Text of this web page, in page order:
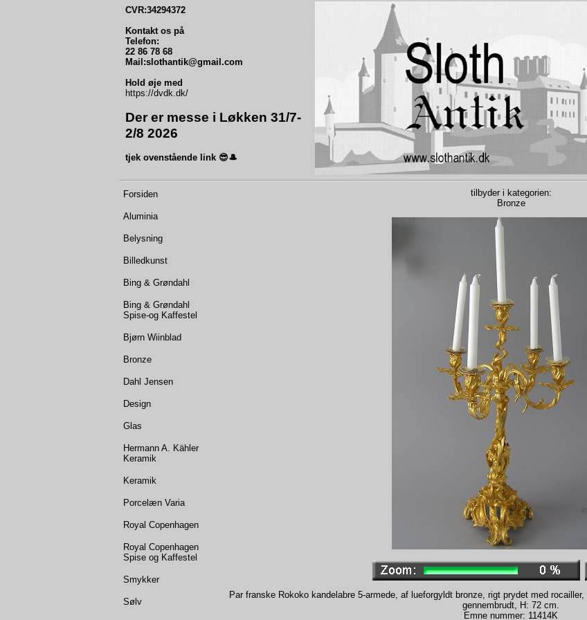
CVR:34294372
Kontakt os på
Telefon:
22 86 78 68
Mail:slothantik@gmail.com
Hold øje med
https://dvdk.dk/
Der er messe i Løkken 31/7-
2/8 2026
tjek ovenstående link 😎🎩
Forsiden
Aluminia
Belysning
Billedkunst
Bing & Grøndahl
Bing & Grøndahl
Spise-og Kaffestel
Bjørn Wiinblad
Bronze
Dahl Jensen
Design
Glas
Hermann A. Kähler
Keramik
Keramik
Porcelæn Varia
Royal Copenhagen
Royal Copenhagen
Spise og Kaffestel
Smykker
Sølv
tilbyder i kategorien:
Bronze
Par franske Rokoko kandelabre 5-armede, af lueforgyldt bronze, rigt prydet med
gennembrudt, H: 72 cm.
Emne nummer: 11414K